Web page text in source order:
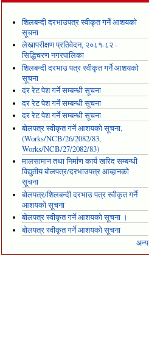
शिलबन्दी दरभाउपत्र स्वीकृत गर्ने आशयको
सूचना
लेखापरीक्षण प्रतिवेदन, २०८१-८२ -
सिद्धिचरण नगरपालिका
शिलबन्दी दरभाउ पत्र स्वीकृत गर्ने आशयको
सूचना
दर रेट पेश गर्ने सम्बन्धी सूचना
दर रेट पेश गर्ने सम्बन्धी सूचना
दर रेट पेश गर्ने सम्बन्धी सूचना
बोलपत्र स्वीकृत गर्ने आशयको सूचना,
(Works/NCB/26/2082/83,
Works/NCB/27/2082/83)
मालसामान तथा निर्माण कार्य खरिद सम्बन्धी
विद्युतीय बोलपत्र/दरभाउपत्र आव्हानको
सूचना
बोलपत्र/शिलबन्दी दरभाउ पत्र स्वीकृत गर्ने
आशयको सूचना
बोलपत्र स्वीकृत गर्ने आशयको सूचना ।
बोलपत्र स्वीकृत गर्ने आशयको सूचना
अन्य